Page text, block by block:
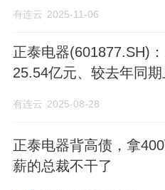
有连云 2025-11-06
正泰电器(601877.SH)
25.54亿元、较去年同
有连云 2025-08-28
正泰电器背高债，拿
薪的总裁不干了